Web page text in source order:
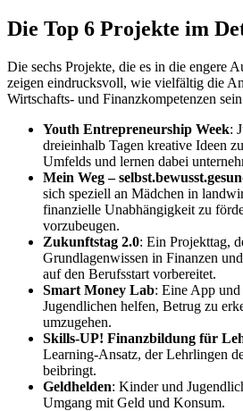
Die Top 6 Projekte im
Die sechs Projekte, die es in die engere
zeigen eindrucksvoll, wie vielfältig die
Wirtschafts- und Finanzkompetenzen
Youth Entrepreneurship Week:
dreieinhalb Tagen kreative Ideen
Umfelds und lernen dabei
Mein Weg –
sich speziell an Mädchen in
finanzielle Unabhängigkeit zu
vorzubeugen.
Zukunftstag 2.0: Ein Projekttag,
Grundlagenwissen in Finanzen
auf den Berufsstart vorbereitet.
Smart Money Lab: Eine App
Jugendlichen helfen, Betrug zu
umzugehen.
Skills-UP! Finanzbildung für
Learning-Ansatz, der Lehrlingen
beibringt.
Geldhelden: Kinder und
Umgang mit Geld und Konsum.